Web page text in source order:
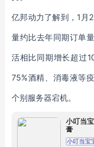
亿邦动力了解到，1月
量约比去年同期订单
活相比同期增长超过
75%酒精、消毒液等
个别服务器宕机。
小叮当
膏
小叮当宝